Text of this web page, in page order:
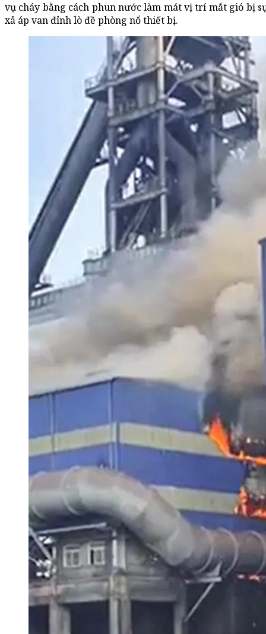
vụ cháy bằng cách phun nước làm mát vị trí mắt gió bị
xả áp van đỉnh lò đề phòng nổ thiết bị.